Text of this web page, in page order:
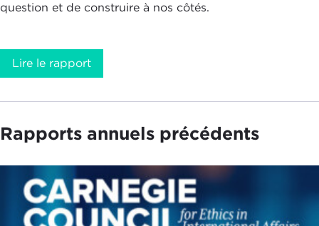
question et de construire à nos côtés.
Lire le rapport
Rapports annuels précédents